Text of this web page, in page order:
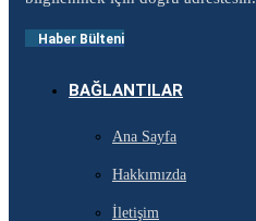
Haber Bülteni
BAĞLANTILAR
Ana Sayfa
Hakkımızda
İletişim